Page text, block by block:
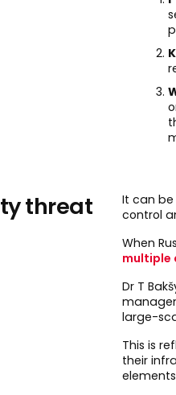
threat
It can
control
When
multiple
Dr T
large-
This is
their